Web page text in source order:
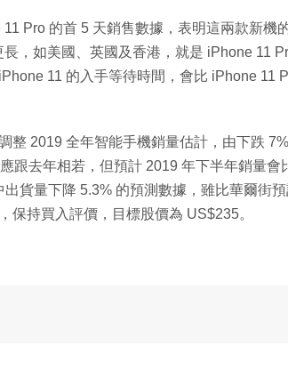
Pro 的首 5 天銷售數據，表明這兩款新機
，如美國、英國及香港，就是 iPhone 11
11 的入手等待時間，會比 iPhone 11
整 2019 全年智能手機銷量估計，由下跌
跟去年相若，但預計 2019 年下半年銷量會
貨量下降 5.3% 的預測數據，雖比華爾街
保持買入評價，目標股價為 US$235。